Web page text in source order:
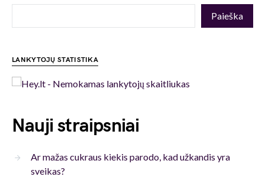
Paieška
LANKYTOJŲ STATISTIKA
Nauji straipsniai
Ar mažas cukraus kiekis parodo, kad užkandis yra
sveikas?